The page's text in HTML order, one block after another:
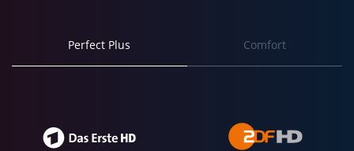
Perfect Plus Comfort